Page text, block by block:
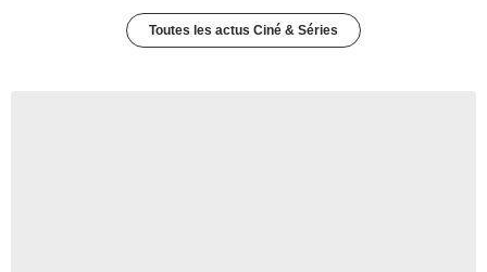
Toutes les actus Ciné & Séries